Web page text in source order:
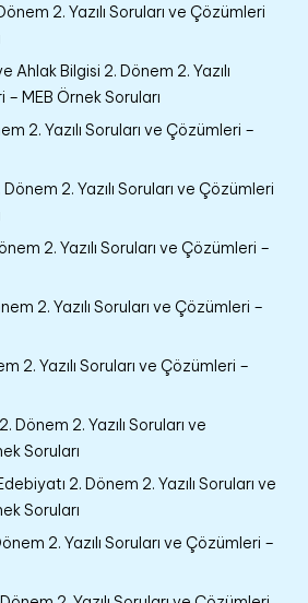
2. Yazılı Soruları ve Çözümleri
Ahlak Bilgisi 2. Dönem 2. Yazılı
MEB Örnek Soruları
2. Yazılı Soruları ve Çözümleri –
Dönem 2. Yazılı Soruları ve Çözümleri
2. Yazılı Soruları ve Çözümleri –
2. Yazılı Soruları ve Çözümleri –
2. Yazılı Soruları ve Çözümleri –
Dönem 2. Yazılı Soruları ve
Soruları
2. Dönem 2. Yazılı Soruları ve
Soruları
2. Yazılı Soruları ve Çözümleri –